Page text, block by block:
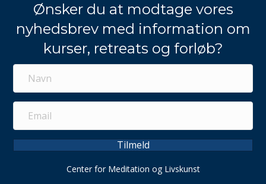
Ønsker du at modtage vores
nyhedsbrev med information om
kurser, retreats og forløb?
Tilmeld
Center for Meditation og Livskunst